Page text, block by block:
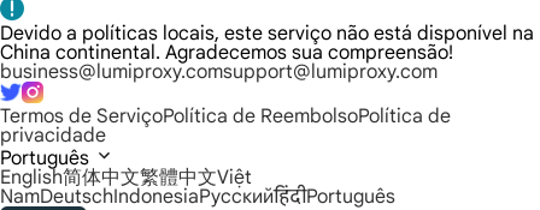
Devido a políticas locais, este serviço não está disponível na
China continental. Agradecemos sua compreensão!
business@lumiproxy.comsupport@lumiproxy.com
Termos de ServiçoPolítica de ReembolsoPolítica de
privacidade
Português
English简体中文繁體中文Việt
NamDeutschIndonesiaРусскийहिंदीPortuguês